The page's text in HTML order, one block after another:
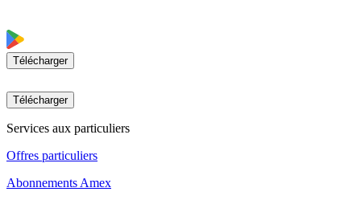
Télécharger
Télécharger
Services aux particuliers
Offres particuliers
Abonnements Amex